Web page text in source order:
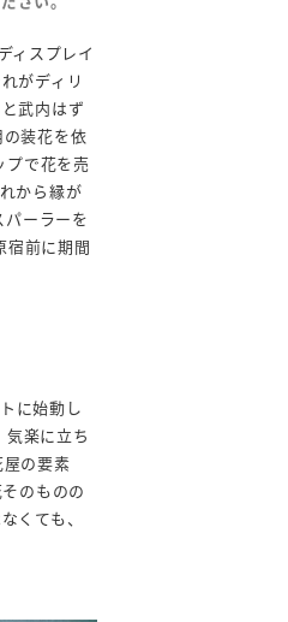
ィスプレイ
がディリ
武内はず
装花を依
プで花を売
から縁が
ーラーを
宿前に期間
に始動し
楽に立ち
の要素
のものの
くても、